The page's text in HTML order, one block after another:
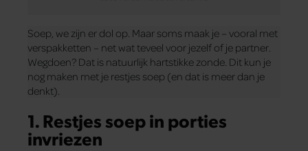
Soep, we zijn er dol op. Maar soms maak je – vooral met
verspakketten – net wat teveel voor jezelf of je partner.
Wegdoen? Dat is natuurlijk hartstikke zonde. Dit kun je
nog maken met je restjes soep (en dat is meer dan je
denkt).
1. Restjes soep in porties
invriezen